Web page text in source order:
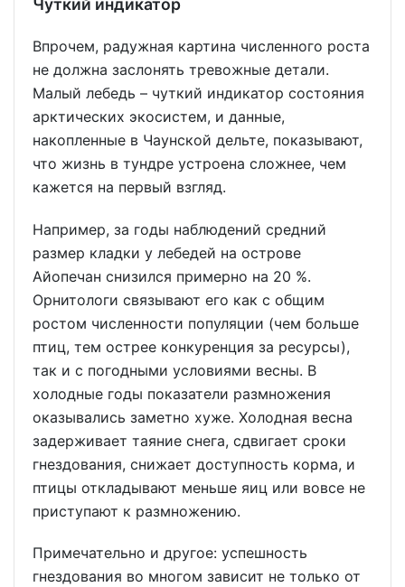
Чуткий индикатор
Впрочем, радужная картина численного роста
не должна заслонять тревожные детали.
Малый лебедь – чуткий индикатор состояния
арктических экосистем, и данные,
накопленные в Чаунской дельте, показывают,
что жизнь в тундре устроена сложнее, чем
кажется на первый взгляд.
Например, за годы наблюдений средний
размер кладки у лебедей на острове
Айопечан снизился примерно на 20 %.
Орнитологи связывают его как с общим
ростом численности популяции (чем больше
птиц, тем острее конкуренция за ресурсы),
так и с погодными условиями весны. В
холодные годы показатели размножения
оказывались заметно хуже. Холодная весна
задерживает таяние снега, сдвигает сроки
гнездования, снижает доступность корма, и
птицы откладывают меньше яиц или вовсе не
приступают к размножению.
Примечательно и другое: успешность
гнездования во многом зависит не только от